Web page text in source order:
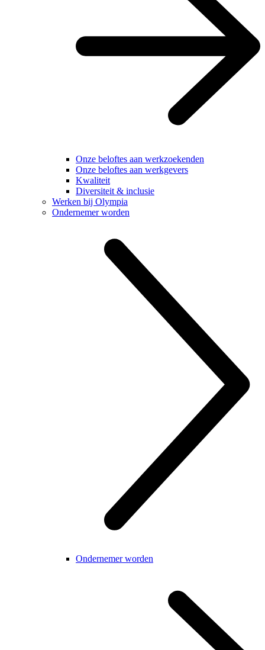
Onze beloftes aan werkzoekenden
Onze beloftes aan werkgevers
Kwaliteit
Diversiteit & inclusie
Werken bij Olympia
Ondernemer worden
Ondernemer worden